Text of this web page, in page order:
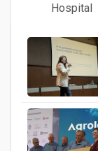
Hospital